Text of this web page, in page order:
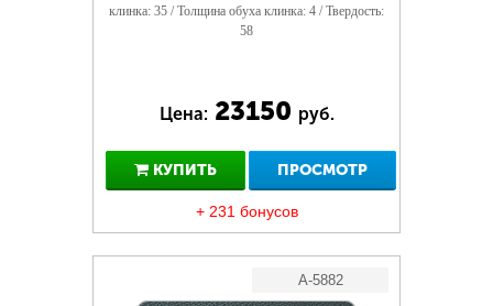
клинка: 35 / Толщина обуха клинка: 4 / Твердость:
58
Цена: 23150 руб.
КУПИТЬ ПРОСМОТР
+ 231 бонусов
A-5882